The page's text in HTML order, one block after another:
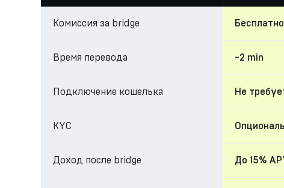
Комиссия за bridge Бесплатно
Время перевода ~2 min
Подключение кошелька Не
KYC
Доход после bridge До 15%